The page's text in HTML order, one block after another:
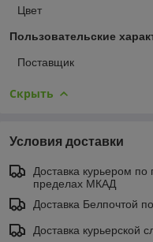
Цвет
Пользовательские
Поставщик
Скрыть
Условия доставки
Доставка курьером по
пределах МКАД
Доставка Белпочтой
Доставка курьерской